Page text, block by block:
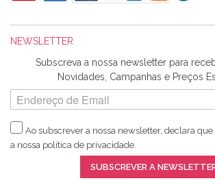
Harita a minha encomenda já chegou. :)
rapidez no envio, pela qualidade dos
enviaste e pela simpatia de
Catarina Amaro
5 estrelas. Gosto muito do serviço. A Harita
NEWSLETTER
Subscreva a nossa newsletter para
Novidades, Campanhas e Preços
Ao subscrever a nossa newsletter, declara
a nossa política de privacidade.
SUBSCREVER A